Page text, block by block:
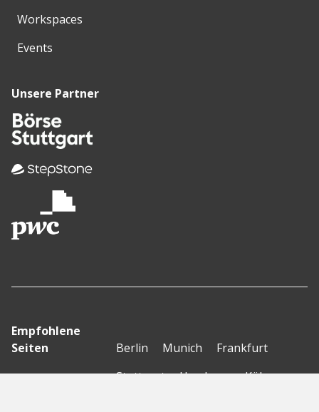
Workspaces
Events
Unsere Partner
Empfohlene
Seiten
Berlin Munich
Frankfurt
Stuttgart
Hamburg
Köln